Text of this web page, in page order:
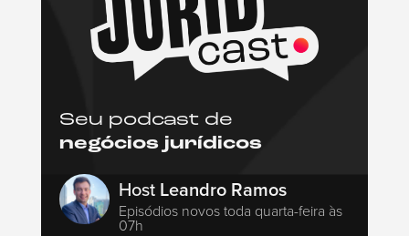
Seu podcast de
negócios jurídicos
Host Leandro Ramos
Episódios novos toda quarta-feira às
07h